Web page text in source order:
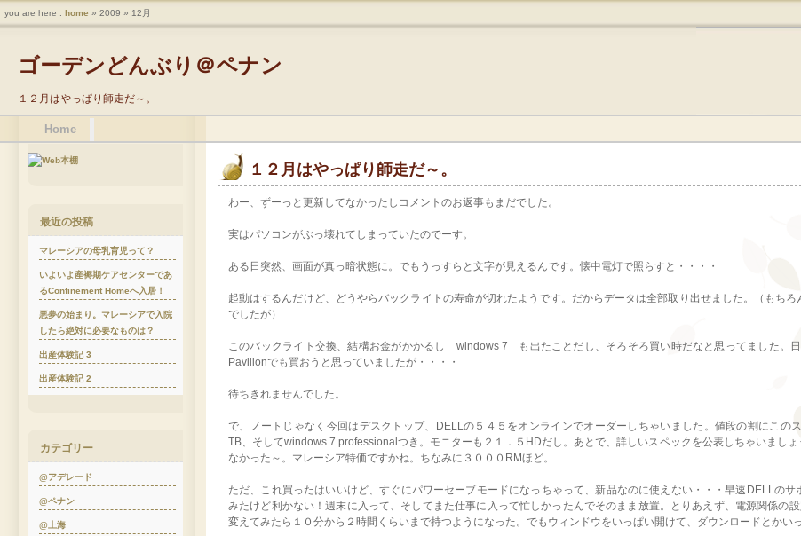
ゴーデンどんぶり＠ペナン
１２月はやっぱり師走だ～。
Home
１２月はやっぱり師走だ～。
わー、ずーっと更新してなかったしコメントのお返事もまだでした。
実はパソコンがぶっ壊れてしまっていたのでーす。
ある日突然、画面が真っ暗状態に。でもうっすらと文字が見えるんです。懐中電灯で照らすと・・・・
起動はするんだけど、どうやらバックライトの寿命が切れたようです。だからデータは全部取り出せました。（もち
でしたが）
このバックライト交換、結構お金がかかるし windows 7 も出たことだし、そろそろ買い時だなと思ってました。
Pavilionでも買おうと思っていましたが・・・・
待ちきれませんでした。
で、ノートじゃなく今回はデスクトップ、DELLの５４５をオンラインでオーダーしちゃいました。値段の割にこの
TB、そしてwindows 7 professionalつき。モニターも２１．５HDだし。あとで、詳しいスペックを公表しちゃいまし
なかった～。マレーシア特価ですかね。ちなみに３０００RMほど。
ただ、これ買ったはいいけど、すぐにパワーセーブモードになっちゃって、新品なのに使えない・・・早速DELLの
みたけど利かない！週末に入って、そしてまた仕事に入って忙しかったんでそのまま放置。とりあえず、電源関係の
変えてみたら１０分から２時間くらいまで持つようになった。でもウィンドウをいっぱい開けて、ダウンロードとかい
最近の投稿
マレーシアの母乳育児って？
いよいよ産褥期ケアセンターであ
るConfinement Homeへ入居！
悪夢の始まり。マレーシアで入院
したら絶対に必要なものは？
出産体験記 3
出産体験記 2
カテゴリー
@アデレード
@ペナン
@上海
you are here : home » 2009 » 12月